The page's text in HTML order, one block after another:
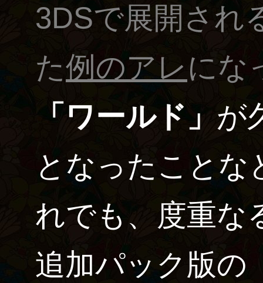
3DSで展開され
た例のアレ にな
「ワールド」 が
となったことな
れでも、度重な
追加パック版の